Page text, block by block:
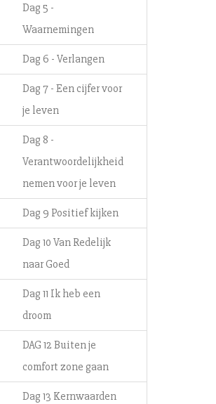
Dag 5 -
Waarnemingen
Dag 6 - Verlangen
Dag 7 - Een cijfer voor
je leven
Dag 8 -
Verantwoordelijkheid
nemen voor je leven
Dag 9 Positief kijken
Dag 10 Van Redelijk
naar Goed
Dag 11 Ik heb een
droom
DAG 12 Buiten je
comfort zone gaan
Dag 13 Kernwaarden